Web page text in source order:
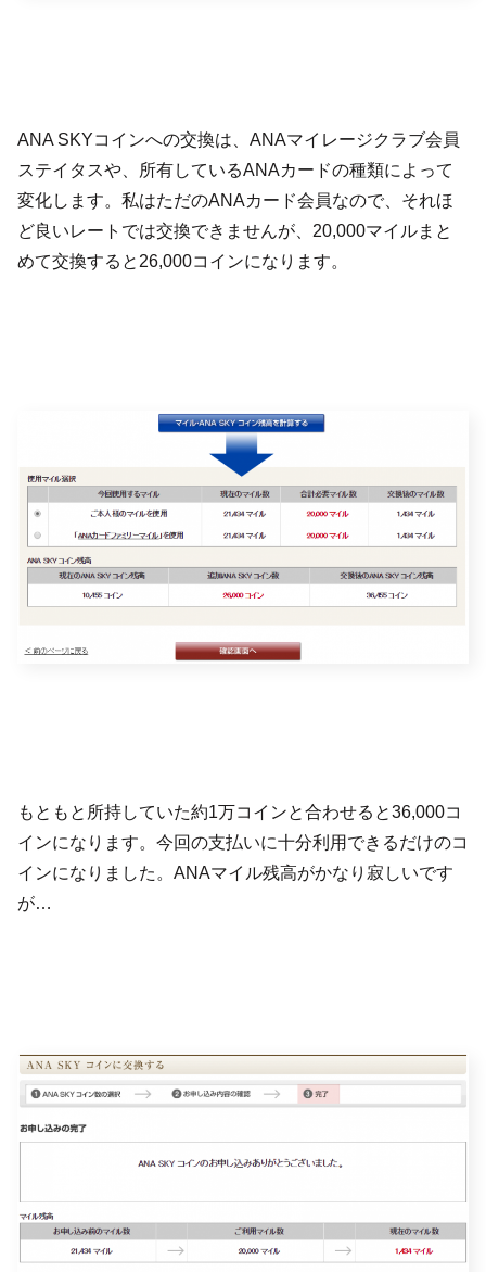
ANA SKYコインへの交換は、ANAマイレージクラブ会員
ステイタスや、所有しているANAカードの種類によって
変化します。私はただのANAカード会員なので、それほ
ど良いレートでは交換できませんが、20,000マイルまと
めて交換すると26,000コインになります。
もともと所持していた約1万コインと合わせると36,000コ
インになります。今回の支払いに十分利用できるだけのコ
インになりました。ANAマイル残高がかなり寂しいです
が…